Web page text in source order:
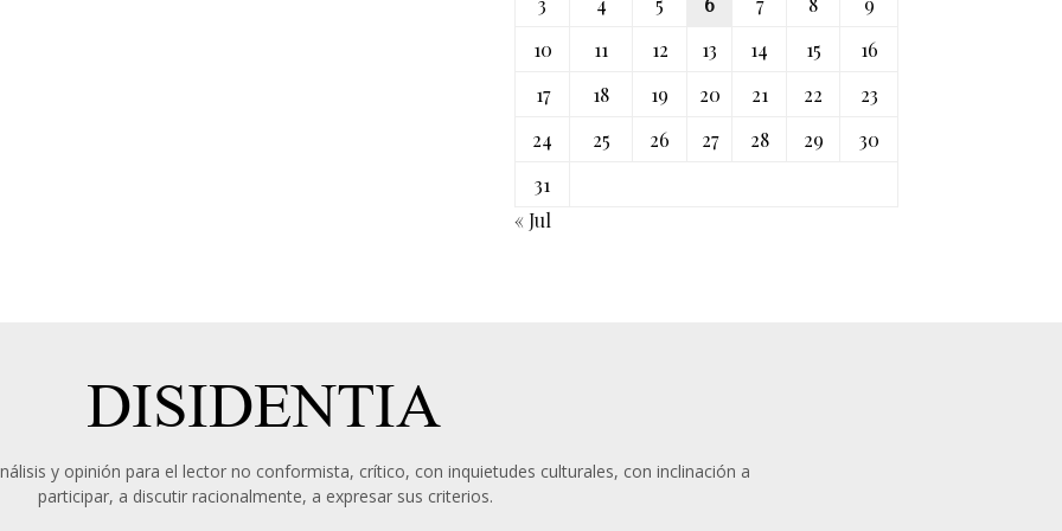
10
11 12 13 14 15
16
17
18 19 20 21 22
23
24
25 26 27 28 29
30
31
« Jul
y opinión para el lector no conformista, crítico, con inquietudes culturales, con inclinación a
participar, a discutir racionalmente, a expresar sus criterios.